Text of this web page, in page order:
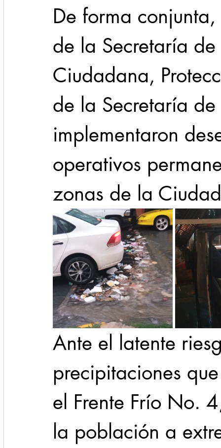
De forma
de la Secretaría
Ciudadana,
de la Secretaría
implementaron
operativos
zonas de la
Ante el latente
precipitaciones
el Frente Frío No.
la población a